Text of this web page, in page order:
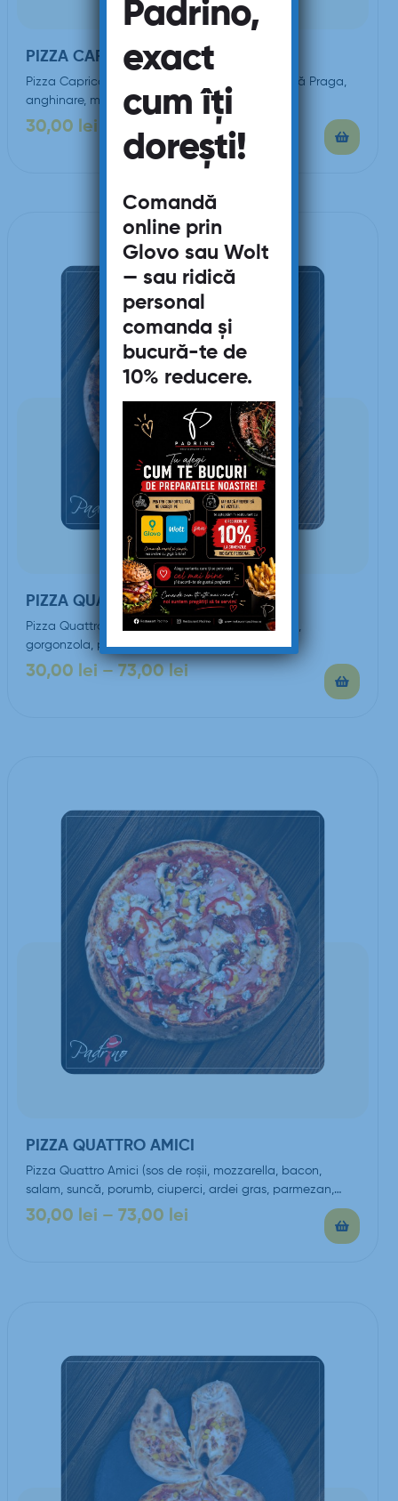
PIZZA CAPRICCIOSA
Pizza Capricciosa (sos de roşii, mozzarella, şuncă Praga,
anghinare, măsline, ou)
30,00 lei
PIZZA QUATTRO FORMAGGI
Pizza Quattro Formaggi (sos de roşii, mozzarella,
gorgonzola, parmezan, smântână)
30,00 lei – 73,00lei
PIZZA QUATTRO AMICI
Pizza Quattro Amici (sos de roşii, mozzarella, bacon,
salam, suncă, porumb, ciuperci, ardei gras, parmezan,…
30,00 lei – 73,00 lei
Padrino,
exact
cum îți
dorești!
Comandă
online prin
Glovo sau Wolt
— sau ridică
personal
comanda și
bucură-te de
10% reducere.